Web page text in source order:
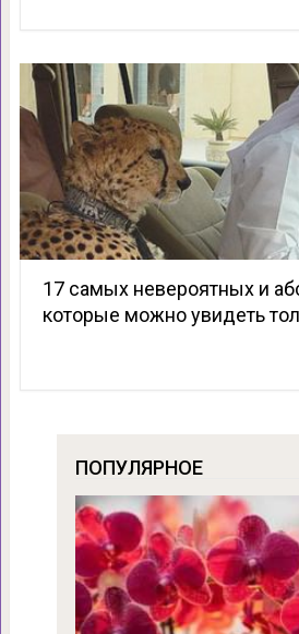
17 самых невероятных и
которые можно увидеть
ПОПУЛЯРНОЕ